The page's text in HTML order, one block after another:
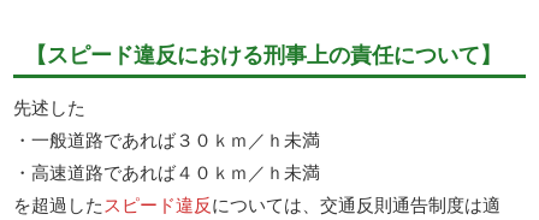
【スピード違反における刑事上の責任について】
先述した
・一般道路であれば３０ｋｍ／ｈ未満
・高速道路であれば４０ｋｍ／ｈ未満
を超過したスピード違反については、交通反則通告制度は適